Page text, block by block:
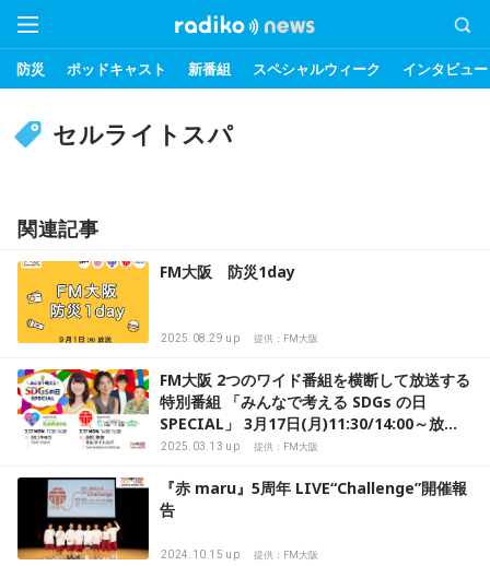
防災 ポッドキャスト 新番組 スペシャルウィーク インタビュー
セルライトスパ
関連記事
FM大阪 防災1day
2025.08.29 up 提供：FM大阪
FM大阪 2つのワイド番組を横断して放送する
特別番組 「みんなで考える SDGs の日
SPECIAL」 3月17日(月)11:30/14:00～放
送！
2025.03.13 up 提供：FM大阪
『赤 maru』5周年 LIVE“Challenge”開催報
告
2024.10.15 up 提供：FM大阪